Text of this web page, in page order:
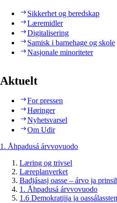
Sikkerhet og beredskap
Læremidler
Digitalisering
Samisk i barnehage og skole
Nasjonale minoriteter
Aktuelt
For pressen
Høringer
Nyhetsvarsel
Om Udir
1. Åhpadusá árvvovuodo
Læring og trivsel
Læreplanverket
Badjásasj oasse – árvo ja
1. Åhpadusá árvvovuodo
1.6 Demokratijja ja